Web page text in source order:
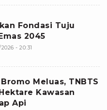
Fondasi Tuju
2045
- 20:31
Meluas, TNBTS
Kawasan
Api